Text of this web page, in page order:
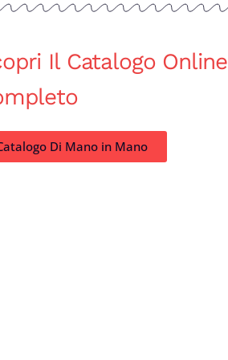
Il Catalogo Online
Di Mano in Mano